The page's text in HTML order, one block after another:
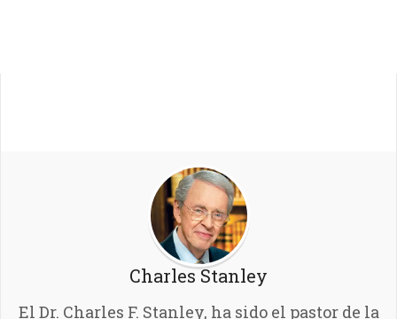
Charles Stanley
El Dr. Charles F. Stanley, ha sido el pastor de la